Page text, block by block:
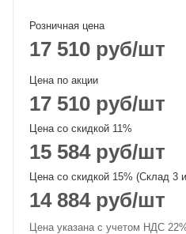
Розничная цена
17 510 руб/шт
Цена по акции
17 510 руб/шт
Цена со скидкой 11%
15 584руб/шт
Цена со скидкой 15% (Склад 3
14 884руб/шт
Цена указана с учетом НДС